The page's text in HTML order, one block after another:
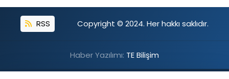
RSS Copyright © 2024. Her hakkı saklıdır.
Haber Yazılımı: TE Bilişim